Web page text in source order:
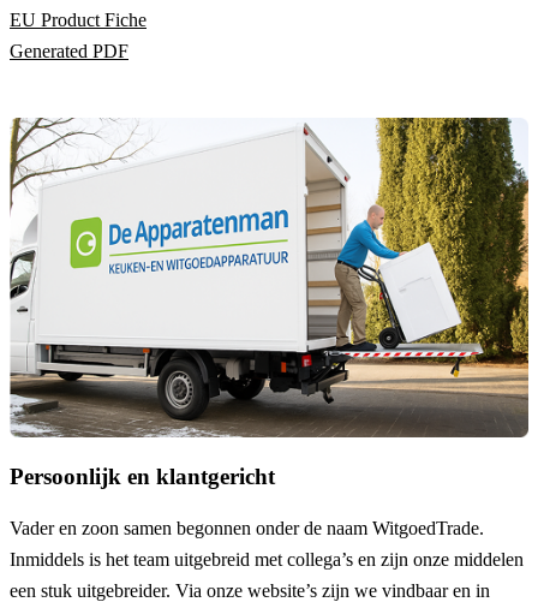
EU Product Fiche
Generated PDF
Persoonlijk en klantgericht
Vader en zoon samen begonnen onder de naam WitgoedTrade.
Inmiddels is het team uitgebreid met collega’s en zijn onze middelen
een stuk uitgebreider. Via onze website’s zijn we vindbaar en in